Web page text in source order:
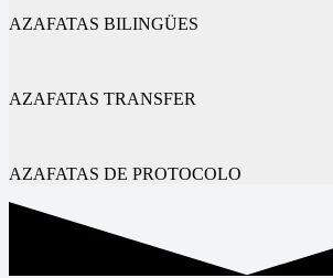
AZAFATAS BILINGÜES
AZAFATAS TRANSFER
AZAFATAS DE PROTOCOLO